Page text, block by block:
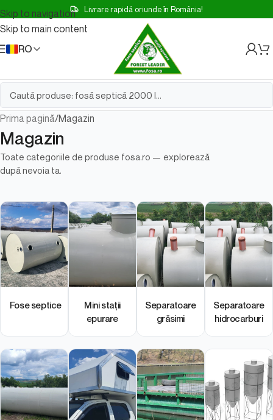
Skip to navigation
Skip to main content
Livrare rapidă oriunde în România!
RO
Prima pagină Magazin
Magazin
Toate categoriile de produse fosa.ro — explorează
după nevoia ta.
Fose septice
Mini stații
epurare
Separatoare
grăsimi
Separatoare
hidrocarburi